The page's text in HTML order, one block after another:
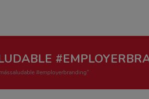
#employerbranding"